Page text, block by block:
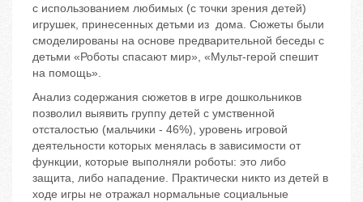
с использованием любимых (с точки зрения детей)
игрушек, принесенных детьми из дома. Сюжеты были
смоделированы на основе предварительной беседы с
детьми «Роботы спасают мир», «Мульт-герой спешит
на помощь».
Анализ содержания сюжетов в игре дошкольников
позволил выявить группу детей с умственной
отсталостью (мальчики - 46%), уровень игровой
деятельности которых менялась в зависимости от
функции, которые выполняли роботы: это либо
защита, либо нападение. Практически никто из детей в
ходе игры не отражал нормальные социальные